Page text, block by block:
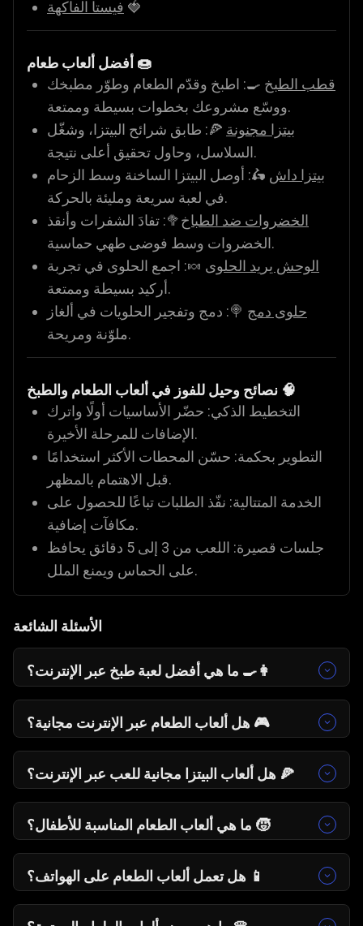
فيستا الفاكهة 🍓
أفضل ألعاب طعام 🍩
قطب الطبخ 🍳: اطبخ وقدّم الطعام وطوّر مطبخك
ووسّع مشروعك بخطوات بسيطة وممتعة.
بيتزا مجنونة 🍕: طابق شرائح البيتزا، وشغّل
السلاسل، وحاول تحقيق أعلى نتيجة.
بيتزا داش 🛵: أوصل البيتزا الساخنة وسط الزحام
في لعبة سريعة ومليئة بالحركة.
الخضروات ضد الطباخ🥦: تفادَ الشفرات وأنقذ
الخضروات وسط فوضى طهي حماسية.
الوحش يريد الحلوى 🍬: اجمع الحلوى في تجربة
أركيد بسيطة وممتعة.
حلوى دمج 🍭: دمج وتفجير الحلويات في ألغاز
ملوّنة ومريحة.
نصائح وحيل للفوز في ألعاب الطعام والطبخ 🧠
التخطيط الذكي: حضّر الأساسيات أولًا واترك
الإضافات للمرحلة الأخيرة.
التطوير بحكمة: حسّن المحطات الأكثر استخدامًا
قبل الاهتمام بالمظهر.
الخدمة المتتالية: نفّذ الطلبات تباعًا للحصول على
مكافآت إضافية.
جلسات قصيرة: اللعب من 3 إلى 5 دقائق يحافظ
على الحماس ويمنع الملل.
الأسئلة الشائعة
ما هي أفضل لعبة طبخ عبر الإنترنت؟ 👩‍🍳
تُعدقطب الطبخخيارًا ممتازًا لمحبي إدارة المطبخ
وتطوير المعدات، بينما تُعتبر
تاكو شهي
مناسبة لمن
يفضلون السرعة.
هل ألعاب الطعام عبر الإنترنت مجانية؟ 🎮
نعم. جميع ألعاب الطعام على Gamezop مجانية،
هل ألعاب البيتزا مجانية للعب عبر الإنترنت؟ 🍕
نعم. يمكنك لعببيتزا مجنونةوبيتزا داشمجانًا
مباشرة عبر Gamezop.
ما هي ألعاب الطعام المناسبة للأطفال؟ 🧒
بيتزا داش
على تنمية الإحساس بالوقت دون
ضغط.
هل تعمل ألعاب الطعام على الهواتف؟ 📱